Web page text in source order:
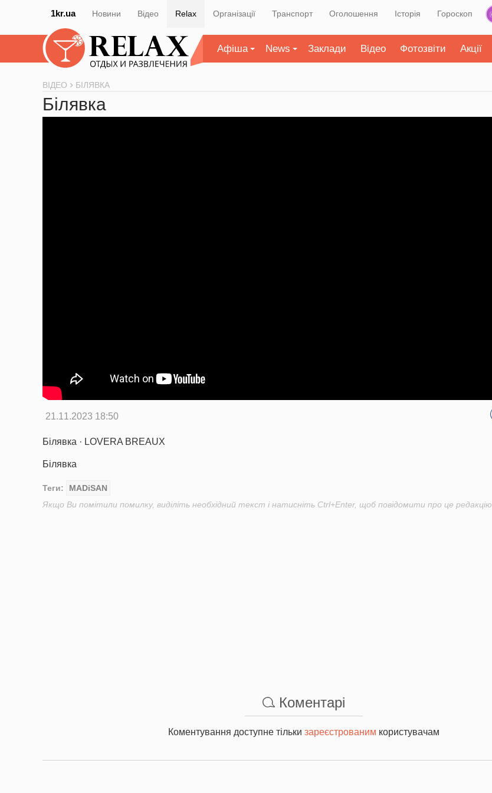
1kr.ua Новини Відео Relax Організації Транспорт Оголошення Історія Гороскоп
Афіша News Заклади Відео Фотозвіти Акції
ВІДЕО БІЛЯВКА
Білявка
21.11.2023 18:50
Білявка · LOVERA BREAUX
Білявка
Теги:
MADiSAN
Якщо Ви помітили помилку, виділіть необхідний текст і натисніть Ctrl+Enter, щоб повідомити про це редакцію
Коментарі
Коментування доступне тільки зареєстрованим користувачам